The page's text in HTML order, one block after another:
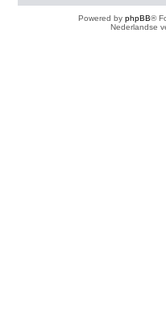
Powered by phpBB®
Nederlandse